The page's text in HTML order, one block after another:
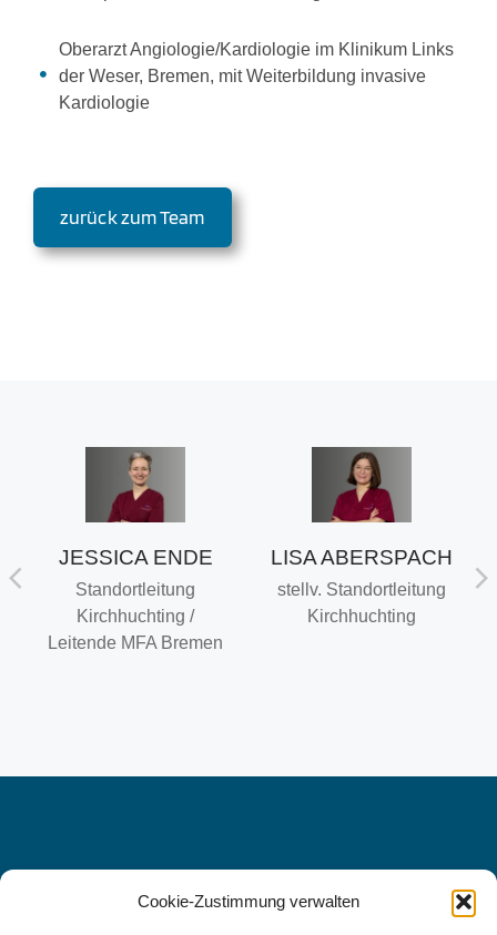
Cookie-Zustimmung verwalten
Oberarzt Angiologie/Kardiologie im Klinikum Links
der Weser, Bremen, mit Weiterbildung invasive
Kardiologie
zurück zum Team
JESSICA ENDE
Standortleitung
Kirchhuchting /
Leitende MFA Bremen
LISA ABERSPACH
stellv. Standortleitung
Kirchhuchting
WIR FREUEN UNS AUF SIE, DENN